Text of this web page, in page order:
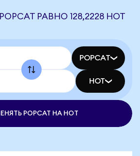
РАВНО 128,2228 HOT
POPCAT
HOT
POPCAT НА HOT